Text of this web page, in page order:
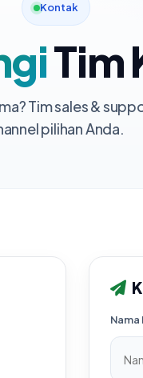
Kontak
Tim
Tim sales &
pilihan Anda.